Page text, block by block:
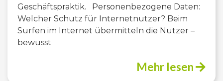
Geschäftspraktik. Personenbezogene Daten:
Welcher Schutz für Internetnutzer? Beim
Surfen im Internet übermitteln die Nutzer –
bewusst
Mehr lesen